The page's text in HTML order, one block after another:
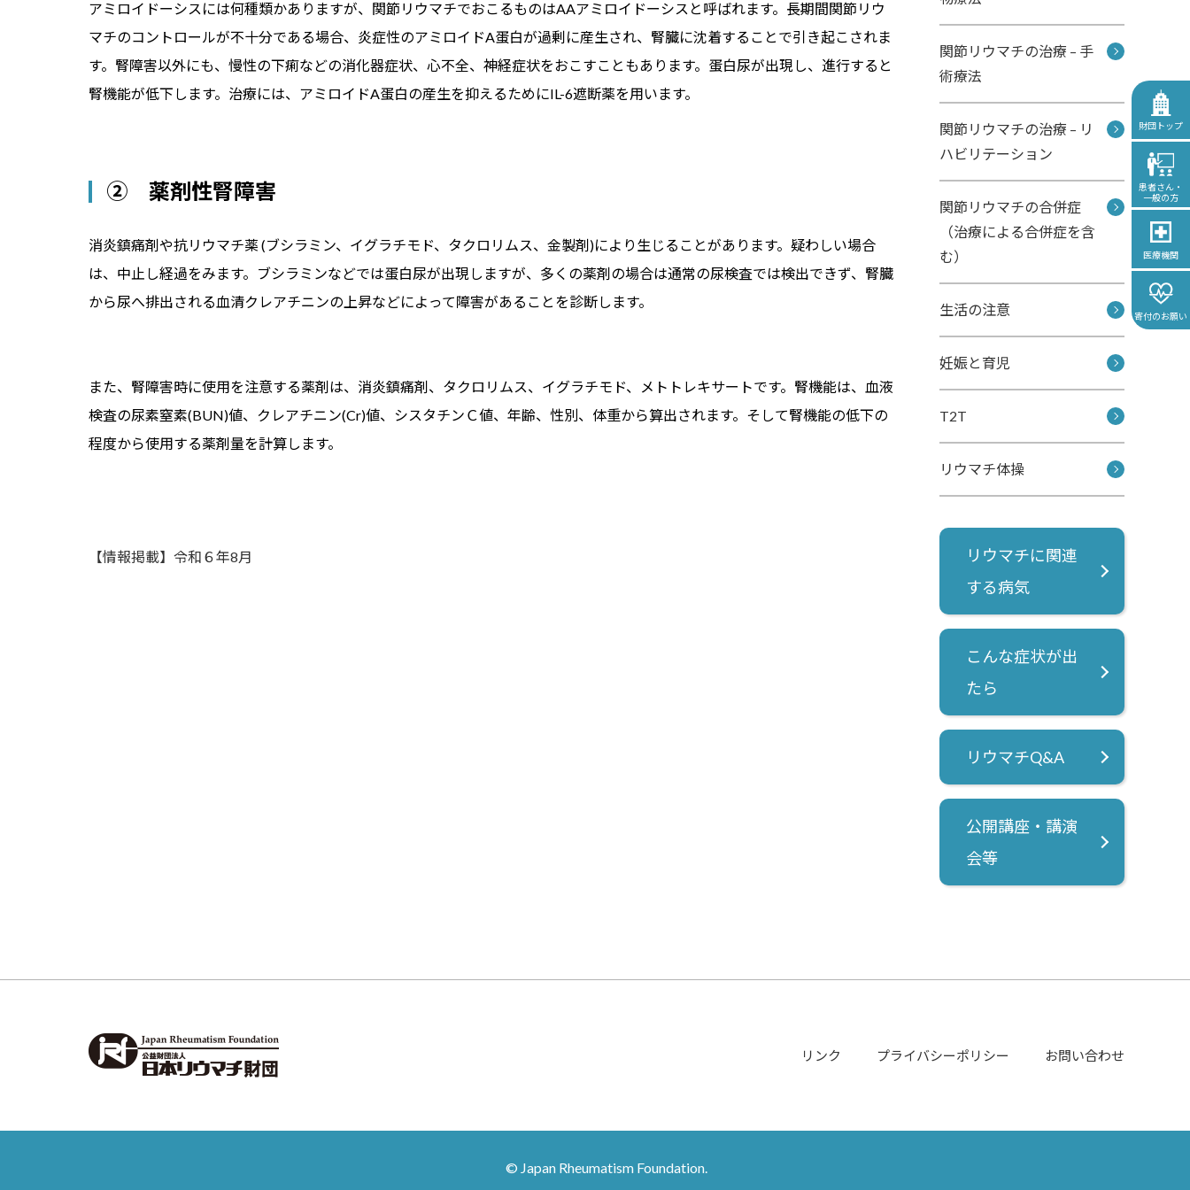
アミロイドーシスには何種類かありますが、関節リウマチでおこるものはAAアミロイドーシスと呼ばれます。長期間関節リウ
マチのコントロールが不十分である場合、炎症性のアミロイドA蛋白が過剰に産生され、腎臓に沈着することで引き起こされま
す。腎障害以外にも、慢性の下痢などの消化器症状、心不全、神経症状をおこすこともあります。蛋白尿が出現し、進行すると
腎機能が低下します。治療には、アミロイドA蛋白の産生を抑えるためにIL-6遮断薬を用います。
② 薬剤性腎障害
消炎鎮痛剤や抗リウマチ薬 (ブシラミン、イグラチモド、タクロリムス、金製剤)により生じることがあります。疑わしい場合
は、中止し経過をみます。ブシラミンなどでは蛋白尿が出現しますが、多くの薬剤の場合は通常の尿検査では検出できず、腎臓
から尿へ排出される血清クレアチニンの上昇などによって障害があることを診断します。
また、腎障害時に使用を注意する薬剤は、消炎鎮痛剤、タクロリムス、イグラチモド、メトトレキサートです。腎機能は、血液
検査の尿素窒素(BUN)値、クレアチニン(Cr)値、シスタチンＣ値、年齢、性別、体重から算出されます。そして腎機能の低下の
程度から使用する薬剤量を計算します。
【情報掲載】令和６年8月
関節リウマチの治療 – 手
術療法
関節リウマチの治療 – リ
ハビリテーション
関節リウマチの合併症
（治療による合併症を含
む）
生活の注意
妊娠と育児
T2T
リウマチ体操
リウマチに関連
する病気
こんな症状が出
たら
リウマチQ&A
公開講座・講演
会等
財団トップ
患者さん・
一般の方
医療機関
寄付のお願い
リンク プライバシーポリシー お問い合わせ
© Japan Rheumatism Foundation.